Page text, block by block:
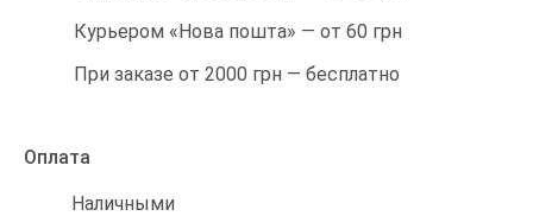
Курьером «Нова пошта» — от 60 грн
При заказе от 2000 грн — бесплатно
Оплата
Наличными